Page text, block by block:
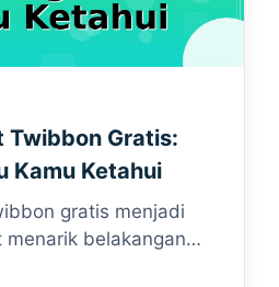
Twibbon Gratis:
Kamu Ketahui
gratis menjadi
menarik belakangan…